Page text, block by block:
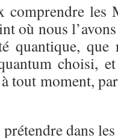
comprendre les
où nous
quantique, que
choisi,
tout moment,
dans